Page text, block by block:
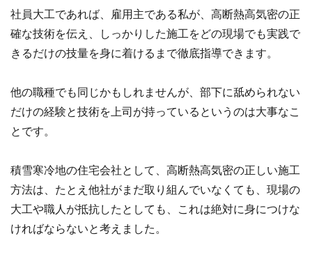
社員大工であれば、雇用主である私が、高断熱高気密の正
確な技術を伝え、しっかりした施工をどの現場でも実践で
きるだけの技量を身に着けるまで徹底指導できます。
他の職種でも同じかもしれませんが、部下に舐められない
だけの経験と技術を上司が持っているというのは大事なこ
とです。
積雪寒冷地の住宅会社として、高断熱高気密の正しい施工
方法は、たとえ他社がまだ取り組んでいなくても、現場の
大工や職人が抵抗したとしても、これは絶対に身につけな
ければならないと考えました。